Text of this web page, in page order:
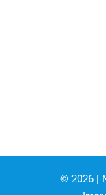
© 2026 |